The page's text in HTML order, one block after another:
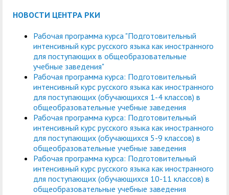
НОВОСТИ ЦЕНТРА РКИ
Рабочая программа курса "Подготовительный
интенсивный курс русского языка как иностранного
для поступающих в общеобразовательные
учебные заведения"
Рабочая программа курса: Подготовительный
интенсивный курс русского языка как иностранного
для поступающих (обучающихся 1-4 классов) в
общеобразовательные учебные заведения
Рабочая программа курса: Подготовительный
интенсивный курс русского языка как иностранного
для поступающих (обучающихся 5-9 классов) в
общеобразовательные учебные заведения
Рабочая программа курса: Подготовительный
интенсивный курс русского языка как иностранного
для поступающих (обучающихся 10-11 классов) в
общеобразовательные учебные заведения